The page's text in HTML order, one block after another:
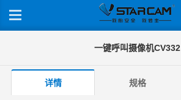
一键呼叫摄像机CV332
详情 规格